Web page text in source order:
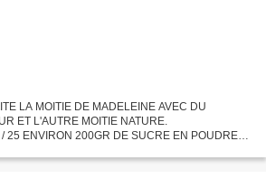
LA MOITIE DE MADELEINE AVEC DU
ET L'AUTRE MOITIE NATURE.
/ 25 ENVIRON 200GR DE SUCRE EN POUDRE
200GR DE...